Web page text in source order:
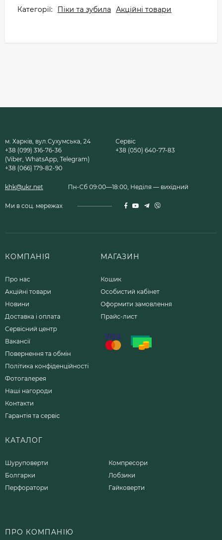
Категорії: Піки та зубила Акційні товари
м. Харків, вул.Сухумська, 24
+38 (099) 316-76-36
(Viber, WhatsApp, Telegram)
+38 (066) 179-82-90
Сервіс
+38 (050) 640-77-83
khk@ukr.net Пн-Сб 09:00—18:00, Неділя — вихідний
Ми в соц. мережах
КОМПАНІЯ
Про нас
Акційні товари
Новини
Доставка і оплата
Сервісний центр
Вакансії
Повернення та обмін
Політика конфіденційності
Фотогалерея
Наші нагороди
Контакти
Гарантія та сервіс
МАГАЗИН
Кошик
Особистий кабінет
Оформити замовлення
Прайс-лист
КАТАЛОГ
Шуруповерти
Болгарки
Перфоратори
Компресори
Лобзики
Гайковерти
ПРО КОМПАНІЮ